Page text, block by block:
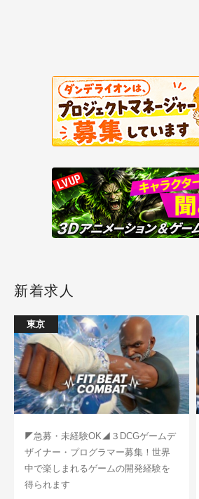
新着求人
東京
◤急募・未経験OK◢３DCGゲームデ
ザイナー・プログラマー募集！世界
中で楽しまれるゲームの開発経験を
得られます